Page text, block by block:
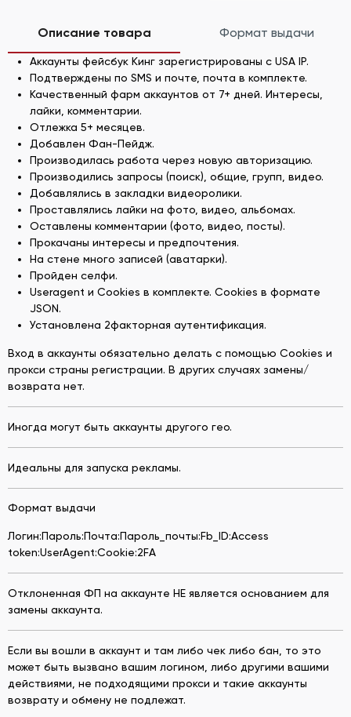
Описание товара Формат выдачи
Аккаунты фейсбук Кинг зарегистрированы с USA IP.
Подтверждены по SMS и почте, почта в комплекте.
Качественный фарм аккаунтов от 7+ дней. Интересы,
лайки, комментарии.
Отлежка 5+ месяцев.
Добавлен Фан-Пейдж.
Производилась работа через новую авторизацию.
Производились запросы (поиск), общие, групп, видео.
Добавлялись в закладки видеоролики.
Проставлялись лайки на фото, видео, альбомах.
Оставлены комментарии (фото, видео, посты).
Прокачаны интересы и предпочтения.
На стене много записей (аватарки).
Пройден селфи.
Useragent и Cookies в комплекте. Cookies в формате
JSON.
Установлена 2факторная аутентификация.
Вход в аккаунты обязательно делать с помощью Cookies и
прокси страны регистрации. В других случаях замены/
возврата нет.
Иногда могут быть аккаунты другого гео.
Идеальны для запуска рекламы.
Формат выдачи
Логин:Пароль:Почта:Пароль_почты:Fb_ID:Access
token:UserAgent:Cookie:2FA
Отклоненная ФП на аккаунте НЕ является основанием для
замены аккаунта.
Если вы вошли в аккаунт и там либо чек либо бан, то это
может быть вызвано вашим логином, либо другими вашими
действиями, не подходящими прокси и такие аккаунты
возврату и обмену не подлежат.